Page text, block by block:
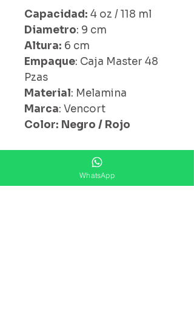
Capacidad: 4 oz / 118 ml
Diametro: 9 cm
Altura: 6 cm
Empaque: Caja Master 48
Pzas
Material: Melamina
Marca: Vencort
Color: Negro / Rojo
¿ Ya Nos Sigues ?
WhatsApp